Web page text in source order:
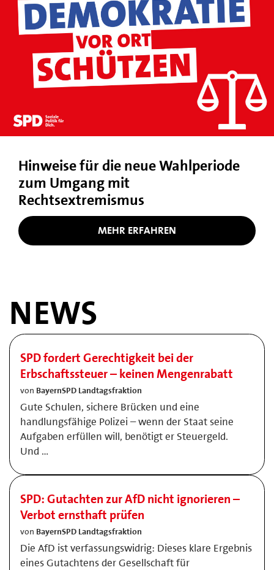
Hinweise für die neue Wahlperiode
zum Umgang mit
Rechtsextremismus
MEHR ERFAHREN
NEWS
SPD fordert Gerechtigkeit bei der
Erbschaftssteuer – keinen Mengenrabatt
von BayernSPD Landtagsfraktion
Gute Schulen, sichere Brücken und eine
handlungsfähige Polizei – wenn der Staat seine
Aufgaben erfüllen will, benötigt er Steuergeld.
Und …
SPD: Gutachten zur AfD nicht ignorieren –
Verbot ernsthaft prüfen
von BayernSPD Landtagsfraktion
Die AfD ist verfassungswidrig: Dieses klare Ergebnis
eines Gutachtens der Gesellschaft für